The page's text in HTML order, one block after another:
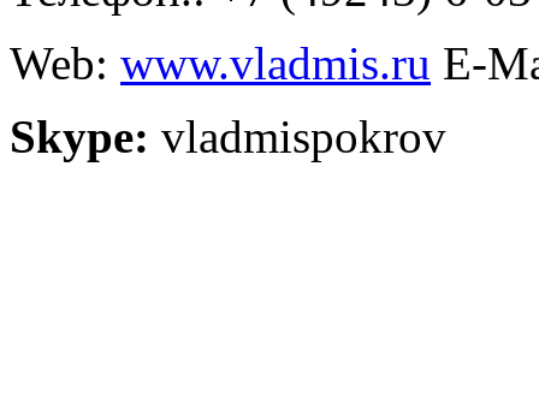
Web: www.vladmis.ru E-
Skype: vladmispokrov